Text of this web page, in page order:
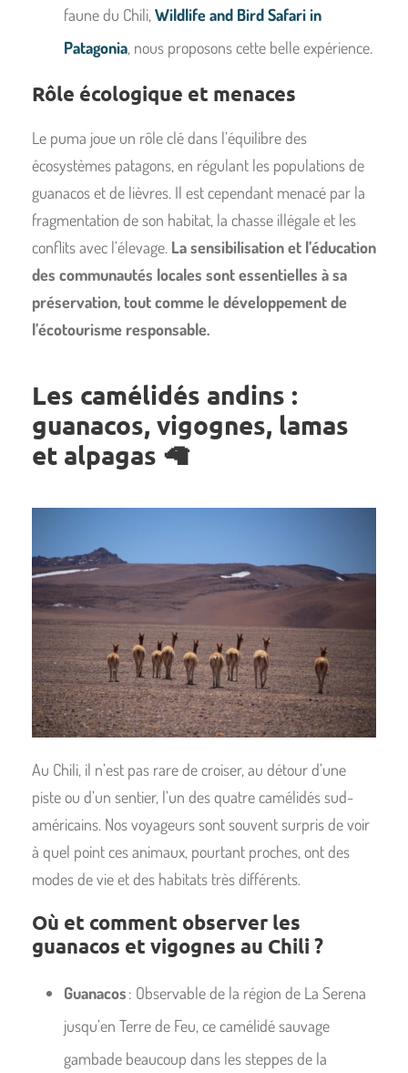
faune du Chili, Wildlife and Bird Safari in
Patagonia, nous proposons cette belle expérience.
Rôle écologique et menaces
Le puma joue un rôle clé dans l’équilibre des
écosystèmes patagons, en régulant les populations de
guanacos et de lièvres. Il est cependant menacé par la
fragmentation de son habitat, la chasse illégale et les
conflits avec l’élevage. La sensibilisation et l’éducation
des communautés locales sont essentielles à sa
préservation, tout comme le développement de
l’écotourisme responsable.
Les camélidés andins :
guanacos, vigognes, lamas
et alpagas 🦙
Au Chili, il n’est pas rare de croiser, au détour d’une
piste ou d’un sentier, l’un des quatre camélidés sud-
américains. Nos voyageurs sont souvent surpris de voir
à quel point ces animaux, pourtant proches, ont des
modes de vie et des habitats très différents.
Où et comment observer les
guanacos et vigognes au Chili ?
Guanacos: Observable de la région de La Serena
jusqu’en Terre de Feu, ce camélidé sauvage
gambade beaucoup dans les steppes de la